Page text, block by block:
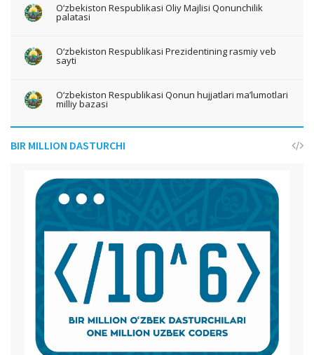
O‘zbekiston Respublikasi Oliy Majlisi Qonunchilik
palatasi
O‘zbekiston Respublikasi Prezidentining rasmiy veb
sayti
O‘zbekiston Respublikasi Qonun hujjatlari ma’lumotlari
milliy bazasi
BIR MILLION DASTURCHI